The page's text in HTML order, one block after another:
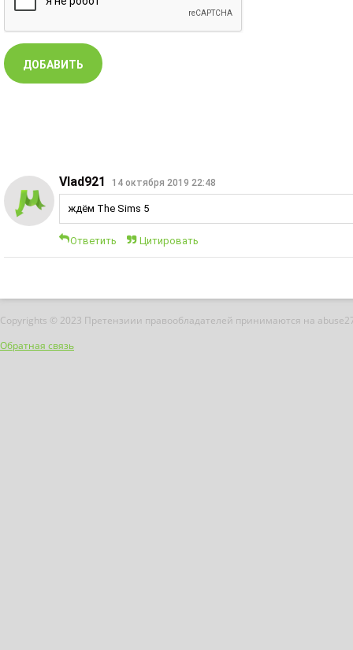
Vlad921 14 октября 2019 22:48
ждём The Sims 5
Ответить Цитировать
Copyrights © 2023 Претензиии правообладателей принимаются на
Обратная связь